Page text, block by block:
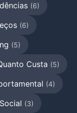
(6)
(6)
(5)
Custa (5)
(4)
(3)